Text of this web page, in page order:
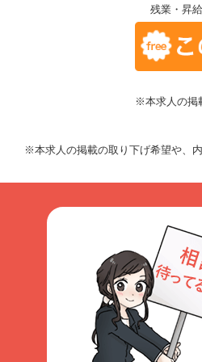
残業・昇
※本求人の掲
※本求人の掲載の取り下げ希望や、